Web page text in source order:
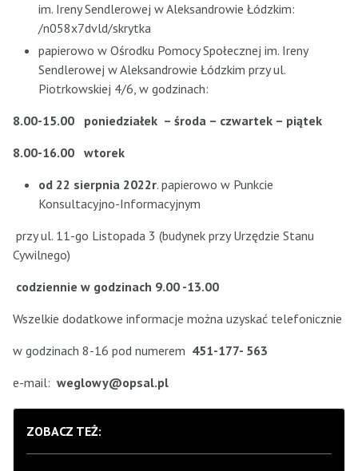
im. Ireny Sendlerowej w Aleksandrowie Łódzkim:
/n058x7dvld/skrytka
papierowo w Ośrodku Pomocy Społecznej im. Ireny
Sendlerowej w Aleksandrowie Łódzkim przy ul.
Piotrkowskiej 4/6, w godzinach:
8.00-15.00 poniedziałek – środa – czwartek – piątek
8.00-16.00 wtorek
od 22 sierpnia 2022r. papierowo w Punkcie
Konsultacyjno-Informacyjnym
przy ul. 11-go Listopada 3 (budynek przy Urzędzie Stanu
Cywilnego)
codziennie w godzinach 9.00 -13.00
Wszelkie dodatkowe informacje można uzyskać telefonicznie
w godzinach 8-16 pod numerem 451-177- 563
e-mail: weglowy@opsal.pl
ZOBACZ TEŻ: